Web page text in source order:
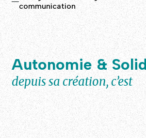
communication
Autonomie &
depuis sa création, c’est